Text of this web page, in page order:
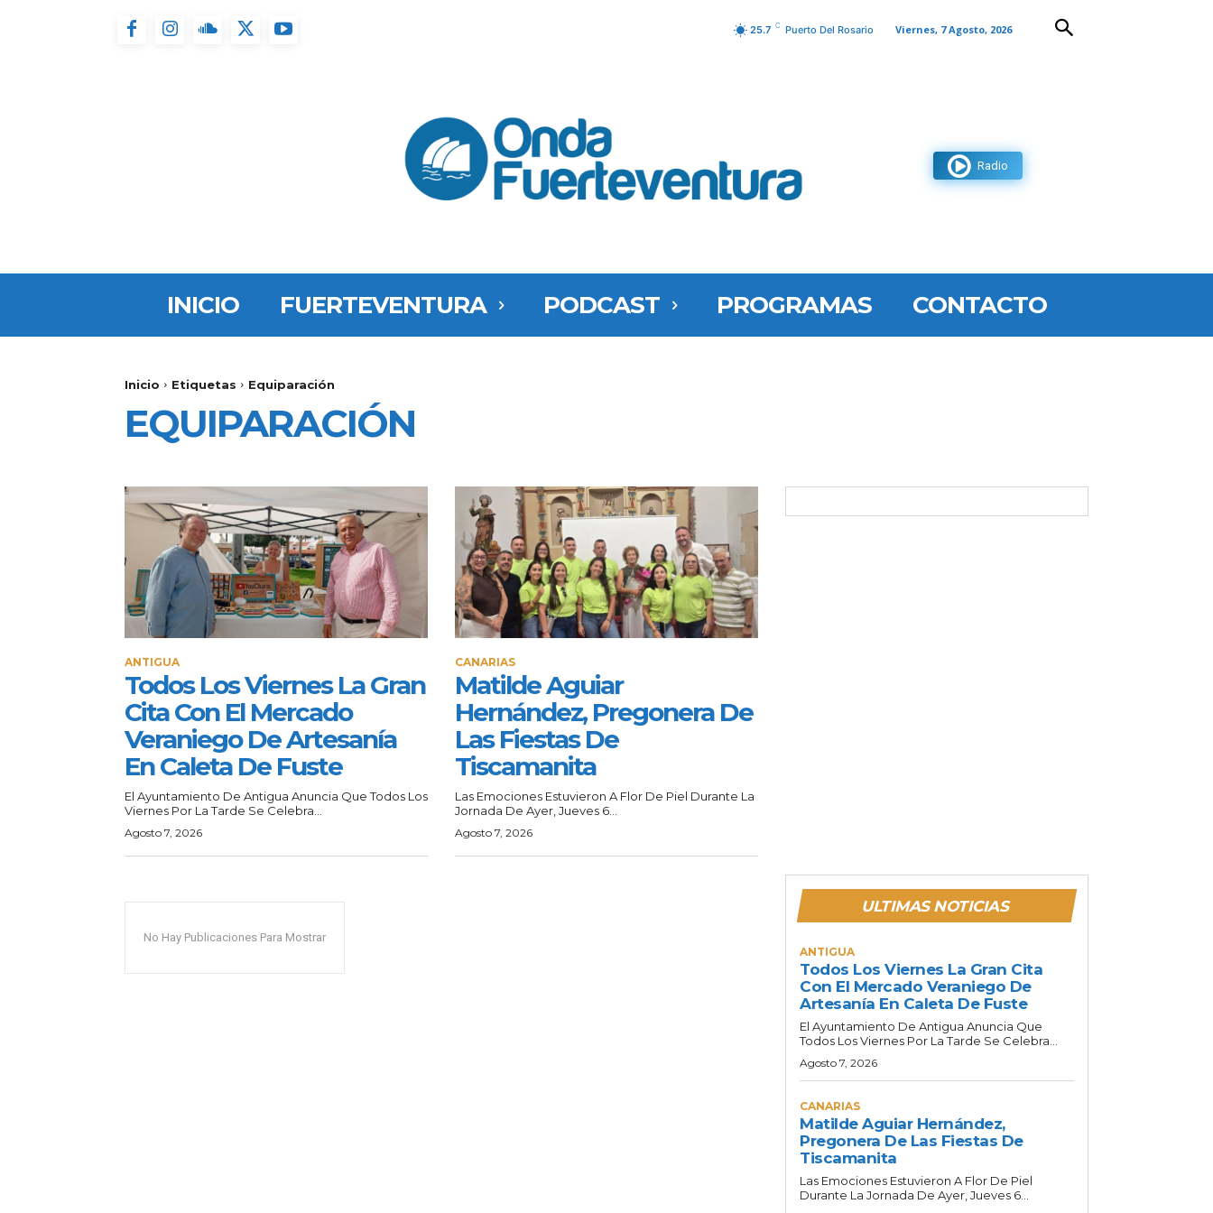
25.7 C Puerto Del Rosario Viernes, 7 Agosto, 2026
Radio
INICIO FUERTEVENTURA PODCAST PROGRAMAS CONTACTO
Inicio Etiquetas Equiparación
EQUIPARACIÓN
ANTIGUA
Todos Los Viernes La Gran
Cita Con El Mercado
Veraniego De Artesanía
En Caleta De Fuste
El Ayuntamiento De Antigua Anuncia Que Todos Los
Viernes Por La Tarde Se Celebra...
Agosto 7, 2026
CANARIAS
Matilde Aguiar
Hernández, Pregonera De
Las Fiestas De
Tiscamanita
Las Emociones Estuvieron A Flor De Piel Durante La
Jornada De Ayer, Jueves 6...
Agosto 7, 2026
No Hay Publicaciones Para Mostrar
ULTIMAS NOTICIAS
ANTIGUA
Todos Los Viernes La Gran Cita
Con El Mercado Veraniego De
Artesanía En Caleta De Fuste
El Ayuntamiento De Antigua Anuncia Que
Todos Los Viernes Por La Tarde Se Celebra...
Agosto 7, 2026
CANARIAS
Matilde Aguiar Hernández,
Pregonera De Las Fiestas De
Tiscamanita
Las Emociones Estuvieron A Flor De Piel
Durante La Jornada De Ayer, Jueves 6...